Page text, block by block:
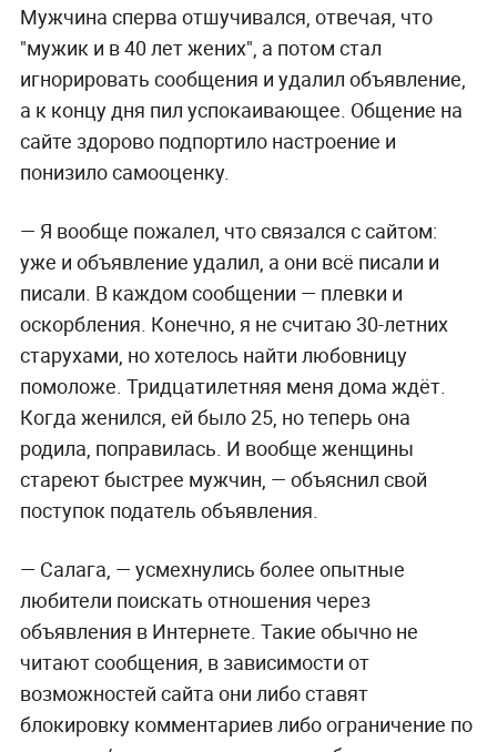
Мужчина сперва отшучивался, отвечая, что
"мужик и в 40 лет жених", а потом стал
игнорировать сообщения и удалил объявление,
а к концу дня пил успокаивающее. Общение на
сайте здорово подпортило настроение и
понизило самооценку.
— Я вообще пожалел, что связался с сайтом:
уже и объявление удалил, а они всё писали и
писали. В каждом сообщении — плевки и
оскорбления. Конечно, я не считаю 30-летних
старухами, но хотелось найти любовницу
помоложе. Тридцатилетняя меня дома ждёт.
Когда женился, ей было 25, но теперь она
родила, поправилась. И вообще женщины
стареют быстрее мужчин, — объяснил свой
поступок податель объявления.
— Салага, — усмехнулись более опытные
любители поискать отношения через
объявления в Интернете. Такие обычно не
читают сообщения, в зависимости от
возможностей сайта они либо ставят
блокировку комментариев либо ограничение по